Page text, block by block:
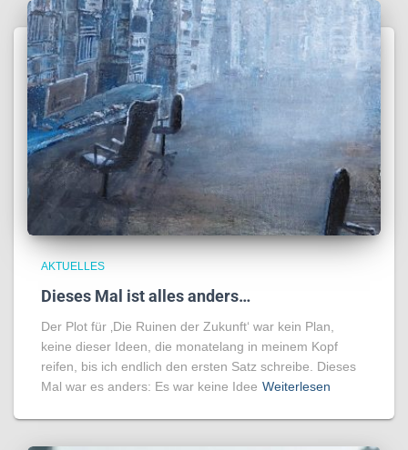
AKTUELLES
Dieses Mal ist alles anders…
Der Plot für ‚Die Ruinen der Zukunft‘ war kein Plan,
keine dieser Ideen, die monatelang in meinem Kopf
reifen, bis ich endlich den ersten Satz schreibe. Dieses
Mal war es anders: Es war keine Idee Weiterlesen